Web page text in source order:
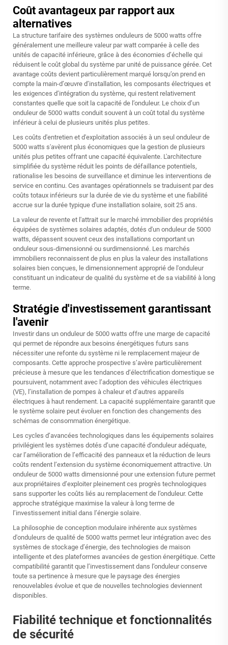
Coût avantageux par rapport aux
alternatives
La structure tarifaire des systèmes onduleurs de 5000 watts offre
généralement une meilleure valeur par watt comparée à celle des
unités de capacité inférieure, grâce à des économies d’échelle qui
réduisent le coût global du système par unité de puissance gérée. Cet
avantage coûts devient particulièrement marqué lorsqu’on prend en
compte la main-d’œuvre d’installation, les composants électriques et
les exigences d’intégration du système, qui restent relativement
constantes quelle que soit la capacité de l’onduleur. Le choix d’un
onduleur de 5000 watts conduit souvent à un coût total du système
inférieur à celui de plusieurs unités plus petites.
Les coûts d'entretien et d'exploitation associés à un seul onduleur de
5000 watts s'avèrent plus économiques que la gestion de plusieurs
unités plus petites offrant une capacité équivalente. L'architecture
simplifiée du système réduit les points de défaillance potentiels,
rationalise les besoins de surveillance et diminue les interventions de
service en continu. Ces avantages opérationnels se traduisent par des
coûts totaux inférieurs sur la durée de vie du système et une fiabilité
accrue sur la durée typique d'une installation solaire, soit 25 ans.
La valeur de revente et l'attrait sur le marché immobilier des propriétés
équipées de systèmes solaires adaptés, dotés d'un onduleur de 5000
watts, dépassent souvent ceux des installations comportant un
onduleur sous-dimensionné ou surdimensionné. Les marchés
immobiliers reconnaissent de plus en plus la valeur des installations
solaires bien conçues, le dimensionnement approprié de l'onduleur
constituant un indicateur de qualité du système et de sa viabilité à long
terme.
Stratégie d'investissement garantissant
l'avenir
Investir dans un onduleur de 5000 watts offre une marge de capacité
qui permet de répondre aux besoins énergétiques futurs sans
nécessiter une refonte du système ni le remplacement majeur de
composants. Cette approche prospective s’avère particulièrement
précieuse à mesure que les tendances d’électrification domestique se
poursuivent, notamment avec l’adoption des véhicules électriques
(VE), l’installation de pompes à chaleur et d’autres appareils
électriques à haut rendement. La capacité supplémentaire garantit que
le système solaire peut évoluer en fonction des changements des
schémas de consommation énergétique.
Les cycles d’avancées technologiques dans les équipements solaires
privilégient les systèmes dotés d’une capacité d’onduleur adéquate,
car l’amélioration de l’efficacité des panneaux et la réduction de leurs
coûts rendent l’extension du système économiquement attractive. Un
onduleur de 5000 watts dimensionné pour une extension future permet
aux propriétaires d’exploiter pleinement ces progrès technologiques
sans supporter les coûts liés au remplacement de l’onduleur. Cette
approche stratégique maximise la valeur à long terme de
l’investissement initial dans l’énergie solaire.
La philosophie de conception modulaire inhérente aux systèmes
d'onduleurs de qualité de 5000 watts permet leur intégration avec des
systèmes de stockage d’énergie, des technologies de maison
intelligente et des plateformes avancées de gestion énergétique. Cette
compatibilité garantit que l’investissement dans l’onduleur conserve
toute sa pertinence à mesure que le paysage des énergies
renouvelables évolue et que de nouvelles technologies deviennent
disponibles.
Fiabilité technique et fonctionnalités
de sécurité